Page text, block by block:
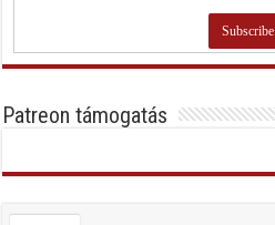
Patreon támogatás